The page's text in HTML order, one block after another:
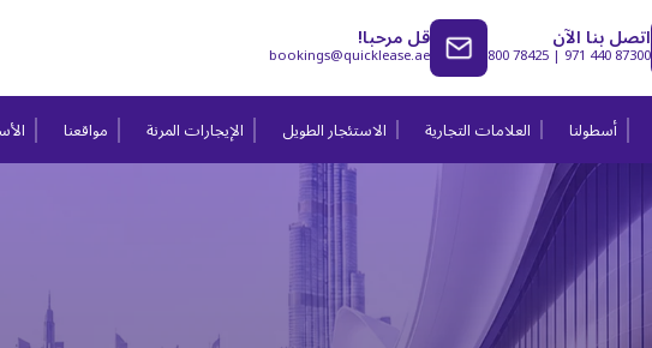
اتصل بنا الآن800 78425 |971 440 87300 قل مرحبا!
bookings@quicklease.ae
أسطولنا العلامات التجارية الاستئجار الطويل الإيجارات المرنة مواقعنا